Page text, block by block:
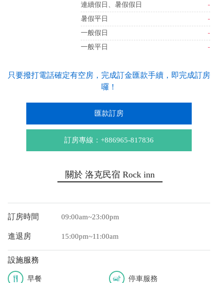
連續假日、暑假假日
-
暑假平日
-
一般假日
-
一般平日
-
只要撥打電話確定有空房，完成訂金匯款手續，即完成訂房
囉！
匯款訂房
訂房專線：+886965-817836
關於 洛克民宿 Rock inn
訂房時間 09:00am~23:00pm
進退房 15:00pm~11:00am
設施服務
早餐
停車服務